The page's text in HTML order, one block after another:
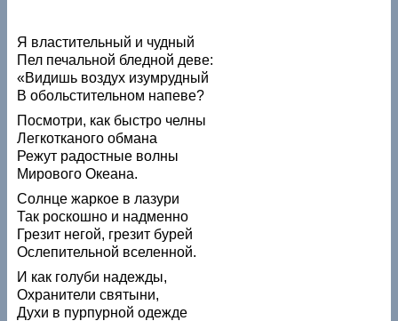
Я властительный и чудный
Пел печальной бледной деве:
«Видишь воздух изумрудный
В обольстительном напеве?
Посмотри, как быстро челны
Легкотканого обмана
Режут радостные волны
Мирового Океана.
Солнце жаркое в лазури
Так роскошно и надменно
Грезит негой, грезит бурей
Ослепительной вселенной.
И как голуби надежды,
Охранители святыни,
Духи в пурпурной одежде